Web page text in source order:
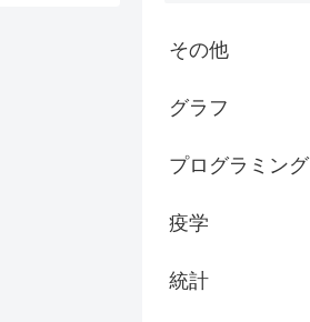
その他
グラフ
プログラミング
疫学
統計